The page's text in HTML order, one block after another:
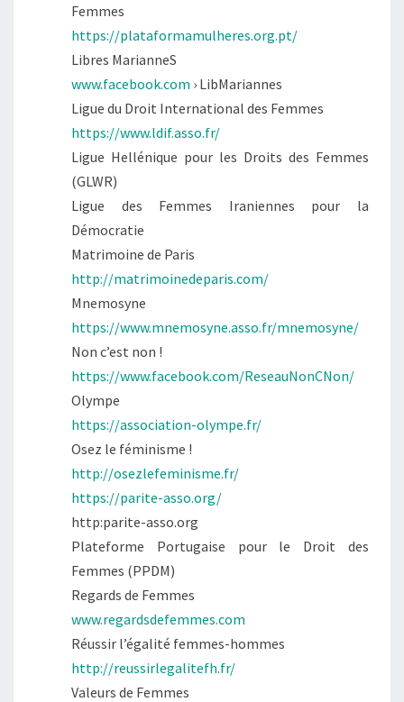
Femmes
https://plataformamulheres.org.pt/
Libres MarianneS
www.facebook.com › LibMariannes
Ligue du Droit International des Femmes
https://www.ldif.asso.fr/
Ligue Hellénique pour les Droits des Femmes
(GLWR)
Ligue des Femmes Iraniennes pour la
Démocratie
Matrimoine de Paris
http://matrimoinedeparis.com/
Mnemosyne
https://www.mnemosyne.asso.fr/mnemosyne/
Non c’est non !
https://www.facebook.com/ReseauNonCNon/
Olympe
https://association-olympe.fr/
Osez le féminisme !
http://osezlefeminisme.fr/
https://parite-asso.org/
http:parite-asso.org
Plateforme Portugaise pour le Droit des
Femmes (PPDM)
Regards de Femmes
www.regardsdefemmes.com
Réussir l’égalité femmes-hommes
http://reussirlegalitefh.fr/
Valeurs de Femmes